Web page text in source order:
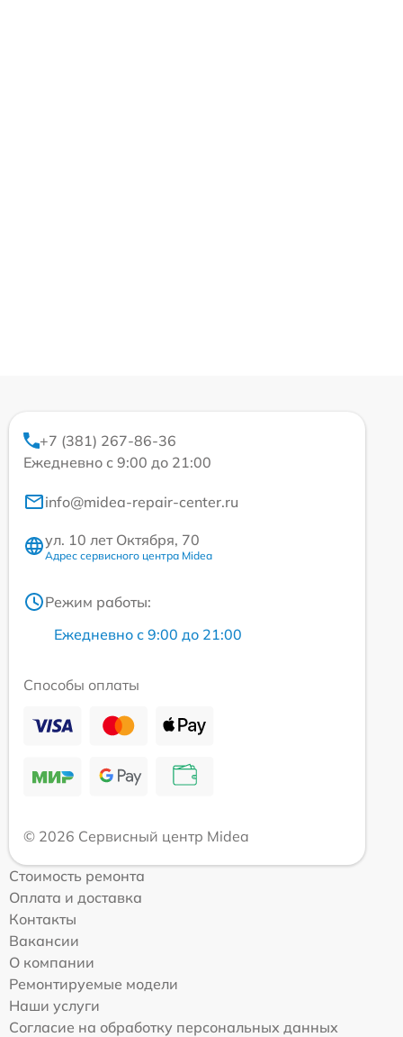
+7 (381) 267-86-36
Ежедневно с 9:00 до 21:00
info@midea-repair-center.ru
ул. 10 лет Октября, 70
Адрес сервисного центра Midea
Режим работы:
Ежедневно с 9:00 до 21:00
Способы оплаты
© 2026 Сервисный центр Midea
Стоимость ремонта
Оплата и доставка
Контакты
Вакансии
О компании
Ремонтируемые модели
Наши услуги
Согласие на обработку персональных данных